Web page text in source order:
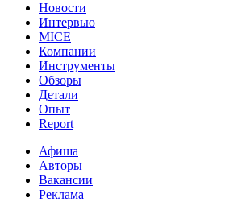
Новости
Интервью
MICE
Компании
Инструменты
Обзоры
Детали
Опыт
Report
Афиша
Авторы
Вакансии
Реклама